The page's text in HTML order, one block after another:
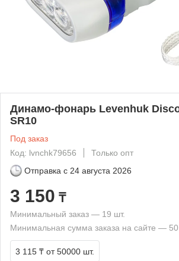
Динамо-фонарь Levenhuk
SR10
Под заказ
Код: lvnchk79656
Только опт
Отправка с 24 августа 2026
3 150 ₸
Минимальный заказ — 19 шт.
Минимальная сумма заказа на сайте —
3 115 ₸ от 50000 шт.